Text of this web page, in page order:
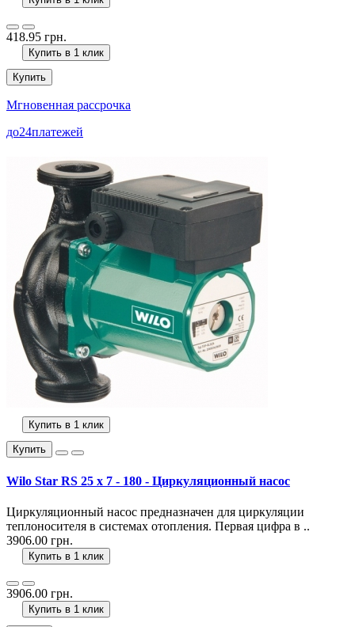
418.95 грн.
Купить в 1 клик
Купить
Мгновенная рассрочка
до24платежей
Купить в 1 клик
Купить
Wilo Star RS 25 x 7 - 180 - Циркуляционный насос
Циркуляционный насос предназначен для циркуляции
теплоносителя в системах отопления. Первая цифра в ..
3906.00 грн.
Купить в 1 клик
3906.00 грн.
Купить в 1 клик